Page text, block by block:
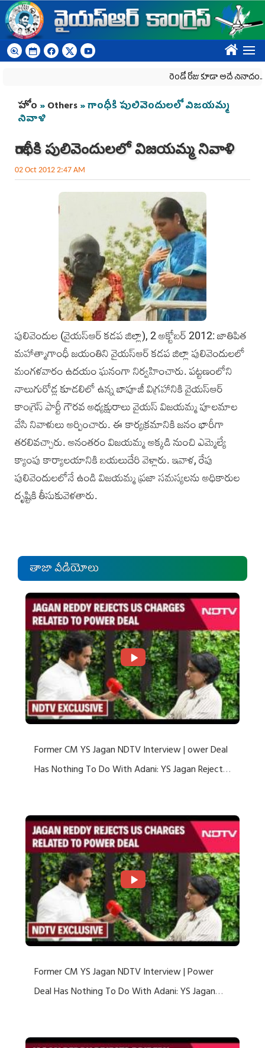
Skip to main content
????
రెండో రోజు కూడా అదే నినాదం..
You are here
హోం »Others» గాంధీకి పులివెందులలో విజయమ్మ
నివాళి
గాంధీకి పులివెందులలో విజయమ్మ నివాళి
02 Oct 2012 2:47 AM
పులివెందుల (వైయస్‌ఆర్‌ కడప జిల్లా), 2 అక్టోబర్‌ 2012: జాతిపిత
మహాత్మాగాంధీ జయంతిని వైయస్‌ఆర్‌ కడప జిల్లా పులివెందులలో
మంగళవారం ఉదయం ఘనంగా నిర్వహించారు. పట్టణంలోని
నాలుగురోడ్ల కూడలిలో ఉన్న బాపూజీ విగ్రహానికి వైయస్‌ఆర్‌
కాంగ్రెస్‌ పార్టీ గౌరవ అధ్యక్షురాలు వైయస్‌ విజయమ్మ పూలమాల
వేసి నివాళులు అర్పించారు. ఈ కార్యక్రమానికి జనం భారీగా
తరలివచ్చారు. అనంతరం విజయమ్మ అక్కడి నుంచి ఎమ్మెల్యే
క్యాంపు కార్యాలయానికి బయలుదేరి వెళ్లారు. ఇవాళ, రేపు
పులివెందులలోనే ఉండి విజయమ్మ ప్రజా సమస్యలను అధికారుల
దృష్టికి తీసుకువెళతారు.
తాజా వీడియోలు
Former CM YS Jagan NDTV Interview | ower Deal
Has Nothing To Do With Adani: YS Jagan Rejects
Former CM YS Jagan NDTV Interview | Power
Deal Has Nothing To Do With Adani: YS Jagan